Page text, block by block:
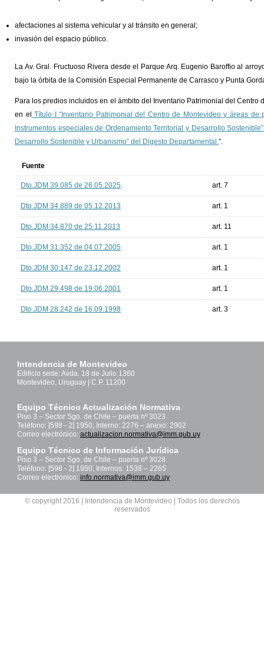
afectaciones al sistema vehicular y al tránsito en general;
invasión del espacio público.
La Av. Gral. Fructuoso Rivera desde el Parque Arq. Eugenio Baroffio al
bajo la órbita de la Comisión Especial Permanente de Carrasco y Punta
Para los predios incluidos en el ámbito del Inventario Patrimonial del
en el Título I “Inventario Patrimonial del Centro de Montevideo y áreas de
Instrumentos especiales de Ordenamiento Territorial y Desarrollo
Desarrollo Sostenible y Urbanismo” del Digesto Departamental.”.
Fuente
Dto.JDM 39.085 de 26.05.2025 art. 7
Dto.JDM 34.889 de 05.12.2013 art. 1
Dto.JDM 34.870 de 25.11.2013 art. 11
Dto.JDM 31.352 de 04.07.2005 art. 1
Dto.JDM 30.147 de 23.12.2002 art. 1
Dto.JDM 29.498 de 19.06.2001 art. 1
Dto.JDM 28.242 de 16.09.1998 art. 3
Intendencia de Montevideo
Edificio sede: Avda. 18 de Julio 1360
Montevideo, Uruguay | C.P. 11200
Equipo Técnico Actualización Normativa
Piso 3 – Sector Sgo. de Chile – puerta nº 3023
Teléfono: [598 - 2] 1950, Interno: 2276 – anexo: 2902
Correo electrónico: actualizacion.normativa@imm.gub.uy
Equipo Técnico de Información Jurídica
Piso 3 – Sector Sgo. de Chile – puerta nº 3028
Teléfono: [598 - 2] 1950, Internos: 1538 – 2265
Correo electrónico: info.normativa@imm.gub.uy
© copyright 2016 | Intendencia de Montevideo | Todos los derechos
reservados